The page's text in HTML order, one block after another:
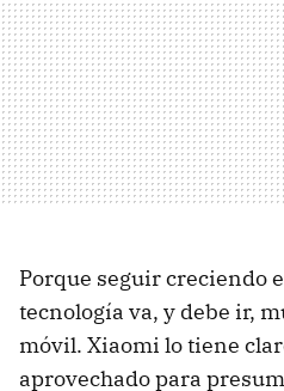
Porque seguir creciendo
tecnología va, y debe ir,
móvil. Xiaomi lo tiene
aprovechado para